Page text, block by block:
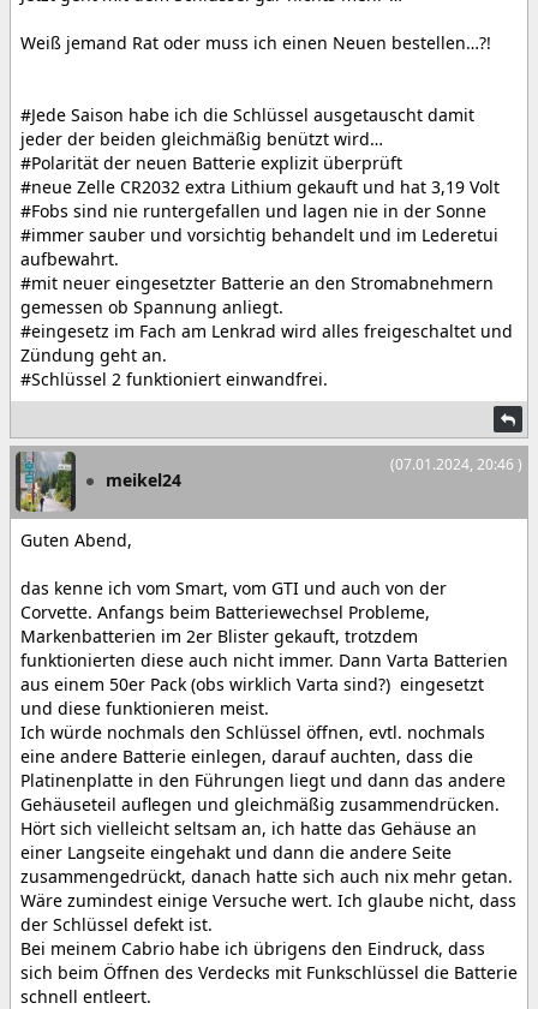
Weiß jemand Rat oder muss ich einen Neuen bestellen…?!
#Jede Saison habe ich die Schlüssel ausgetauscht damit
jeder der beiden gleichmäßig benützt wird…
#Polarität der neuen Batterie explizit überprüft
#neue Zelle CR2032 extra Lithium gekauft und hat 3,19 Volt
#Fobs sind nie runtergefallen und lagen nie in der Sonne
#immer sauber und vorsichtig behandelt und im Lederetui
aufbewahrt.
#mit neuer eingesetzter Batterie an den Stromabnehmern
gemessen ob Spannung anliegt.
#eingesetz im Fach am Lenkrad wird alles freigeschaltet und
Zündung geht an.
#Schlüssel 2 funktioniert einwandfrei.
(07.01.2024, 20:46 )
meikel24
Guten Abend,
das kenne ich vom Smart, vom GTI und auch von der
Corvette. Anfangs beim Batteriewechsel Probleme,
Markenbatterien im 2er Blister gekauft, trotzdem
funktionierten diese auch nicht immer. Dann Varta Batterien
aus einem 50er Pack (obs wirklich Varta sind?) eingesetzt
und diese funktionieren meist.
Ich würde nochmals den Schlüssel öffnen, evtl. nochmals
eine andere Batterie einlegen, darauf auchten, dass die
Platinenplatte in den Führungen liegt und dann das andere
Gehäuseteil auflegen und gleichmäßig zusammendrücken.
Hört sich vielleicht seltsam an, ich hatte das Gehäuse an
einer Langseite eingehakt und dann die andere Seite
zusammengedrückt, danach hatte sich auch nix mehr getan.
Wäre zumindest einige Versuche wert. Ich glaube nicht, dass
der Schlüssel defekt ist.
Bei meinem Cabrio habe ich übrigens den Eindruck, dass
sich beim Öffnen des Verdecks mit Funkschlüssel die Batterie
schnell entleert.